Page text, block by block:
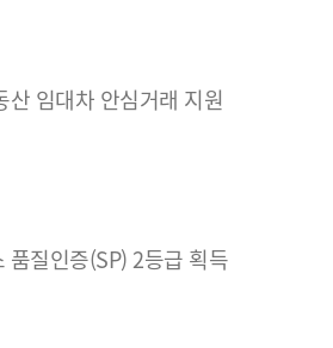
임대차 안심거래 지원
품질인증(SP) 2등급 획득